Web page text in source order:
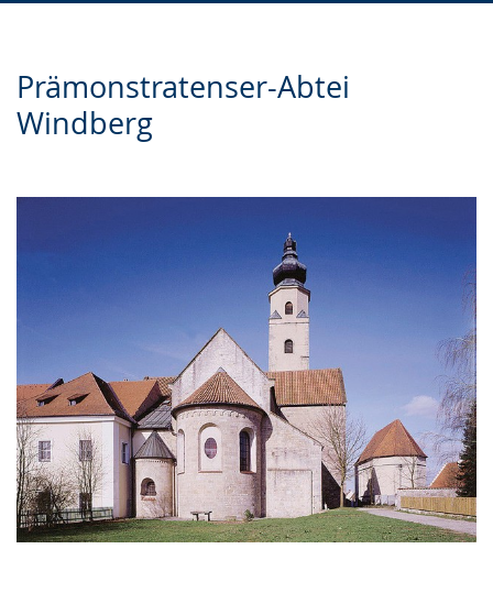
Prämonstratenser-Abtei
Windberg